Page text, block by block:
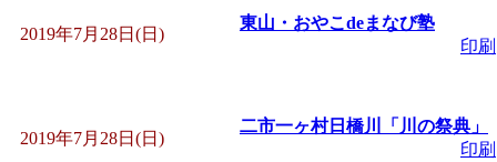
2019年7月28日(日)
東山・おやこdeまなび塾
印刷
2019年7月28日(日)
二市一ヶ村日橋川「川の祭典」
印刷